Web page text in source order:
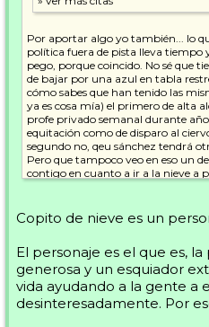
Por aportar algo yo también... lo
política fuera de pista lleva tiempo
pego, porque coincido. No sé que
de bajar por una azul en tabla
cómo sabes que han tenido las
ya es cosa mía) el primero de alta
profe privado semanal durante
equitación como de disparo al
segundo no, qeu sánchez tendrá
Pero que tampoco veo en eso un
contigo en cuanto a ir a la nieve a
él, aparte de que me aburre, lo
del curvin... igual es que sabe más
igual.
Lo que sí que digo es que cuando
un foro de esquí queda expuesto. Y
política, y no oblicua. O por lo
Copito de nieve es un
El personaje es el que es,
generosa y un esquiador
vida ayudando a la gente a
desinteresadamente. Por